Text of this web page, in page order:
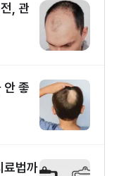
, 관
안 좋
료법까